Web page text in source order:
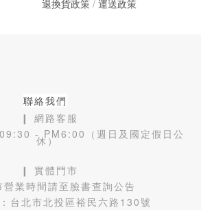
退換貨政策/ 運送政策
聯絡我們
❙ 網路客服
- PM6:00（週日及國定假日公
休）
❙ 實體門市
業時間請至臉書查詢公告
台北市北投區裕民六路130號